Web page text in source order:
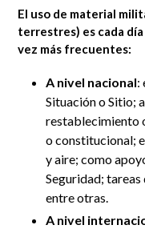
El uso de material
terrestres) es cada
vez más frecuentes:
A nivel nacional:
Situación o Sitio;
restablecimiento
o constitucional;
y aire; como
Seguridad; tareas
entre otras.
A nivel